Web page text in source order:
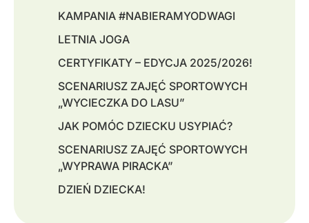
KAMPANIA #NABIERAMYODWAGI
LETNIA JOGA
CERTYFIKATY – EDYCJA 2025/2026!
SCENARIUSZ ZAJĘĆ SPORTOWYCH
„WYCIECZKA DO LASU”
JAK POMÓC DZIECKU USYPIAĆ?
SCENARIUSZ ZAJĘĆ SPORTOWYCH
„WYPRAWA PIRACKA”
DZIEŃ DZIECKA!